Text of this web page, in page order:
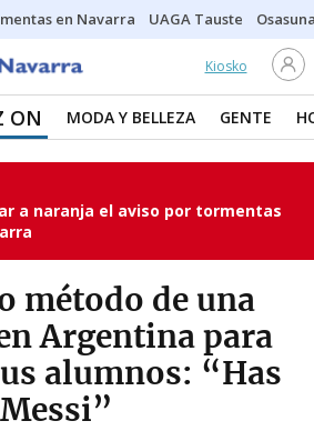
en Navarra UAGA Tauste
Kiosko
ON MODA Y BELLEZA GENTE
a naranja el aviso por tormentas
método de una
Argentina para
alumnos: “Has